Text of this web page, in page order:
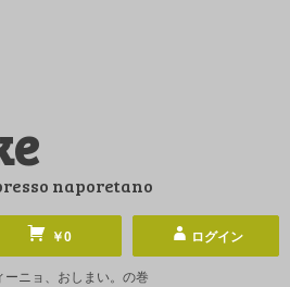
naporetano
￥0 ログイン
ーニョ、おしまい。の巻